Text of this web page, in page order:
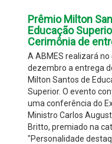
Prêmio Milton
Educação
Cerimônia de
A ABMES realizará no
dezembro a entrega
Milton Santos de
Superior. O evento
uma conferência do
Ministro Carlos
Britto, premiado na
"Personalidade